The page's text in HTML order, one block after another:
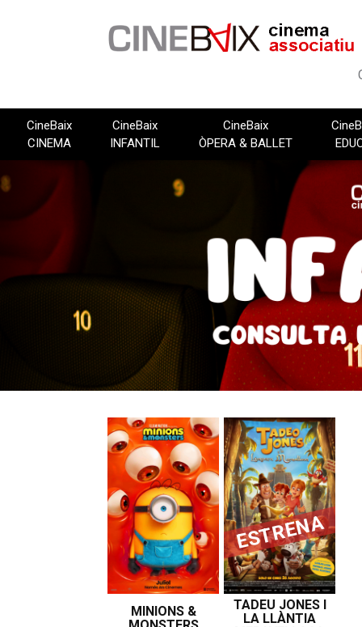
CineBaix
CINEMA
CineBaix
INFANTIL
CineBaix
ÒPERA & BALLET
MINIONS &
TADEU JONES I
LA LLÀNTIA
Tadeu
ESTRENA